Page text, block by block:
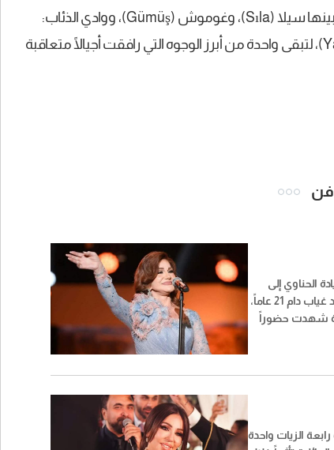
Gecesi)، كما شاركت في مسلسلات تركية حققت نجاحًا كبيرًا، من بينها سيلا (Sıla)، وغوموش (Gümüş)، ووادي الذئاب:
الكمين (Kurtlar Vadisi Pusu)، وتساقط الأوراق (Yaprak Dökümü)، لتبقى واحدة من أبرز الوجوه التي رافقت أجيالًا متعاقبة
فن
الحناوي إلى
مسرح قرطاج الدولي بعد غياب دام 21 عاماً،
شهدت حضوراً
رابعة الزيات واحدة